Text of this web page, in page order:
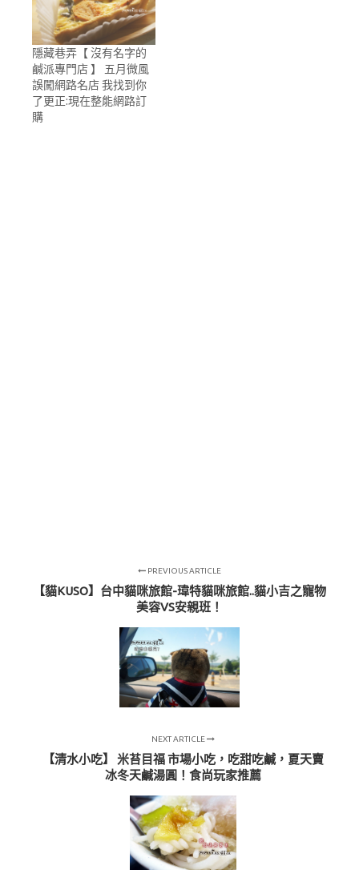
隱藏巷弄【 沒有名字的
鹹派專門店 】 五月微風
誤闖網路名店 我找到你
了更正:現在整能網路訂
購
PREVIOUS ARTICLE
【貓KUSO】台中貓咪旅館-瑋特貓咪旅館..貓小吉之寵物
美容VS安親班！
NEXT ARTICLE
【清水小吃】 米苔目福 市場小吃，吃甜吃鹹，夏天賣
冰冬天鹹湯圓！食尚玩家推薦